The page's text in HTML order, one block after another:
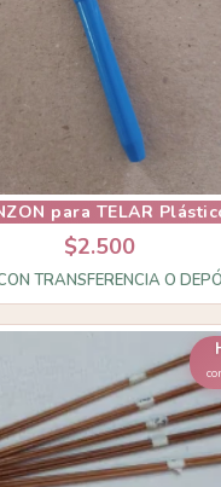
para TELAR
$2.500
TRANSFERENCIA O